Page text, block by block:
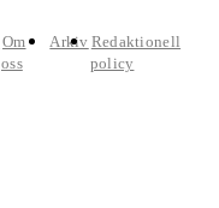
Om
oss
Arkiv Redaktionell
policy